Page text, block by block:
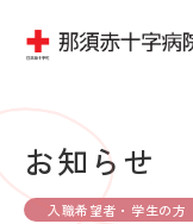
お知らせ
入職希望者・学生の方